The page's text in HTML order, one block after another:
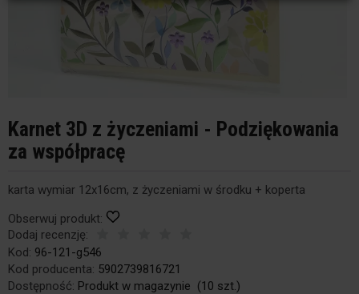
Karnet 3D z życzeniami - Podziękowania
za współpracę
karta wymiar 12x16cm, z życzeniami w środku + koperta
Obserwuj produkt:
Dodaj recenzję:
Kod: 96-121-g546
Kod producenta: 5902739816721
Dostępność: Produkt w magazynie (10 szt.)